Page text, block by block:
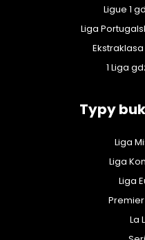
Ligue 1
Liga
1 Liga
Typy
Liga
Liga
Liga
La